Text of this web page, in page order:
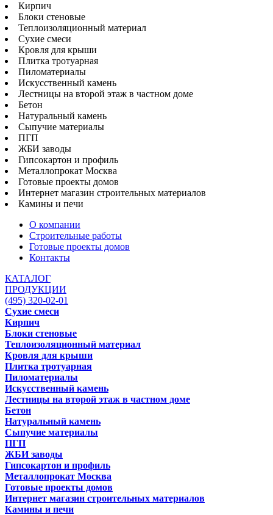
Кирпич
Блоки стеновые
Теплоизоляционный материал
Сухие смеси
Кровля для крыши
Плитка тротуарная
Пиломатериалы
Искусственный камень
Лестницы на второй этаж в частном доме
Бетон
Натуральный камень
Сыпучие материалы
ПГП
ЖБИ заводы
Гипсокартон и профиль
Металлопрокат Москва
Готовые проекты домов
Интернет магазин строительных материалов
Камины и печи
О компании
Строительные работы
Готовые проекты домов
Контакты
КАТАЛОГ
ПРОДУКЦИИ
(495) 320-02-01
Сухие смеси
Кирпич
Блоки стеновые
Теплоизоляционный материал
Кровля для крыши
Плитка тротуарная
Пиломатериалы
Искусственный камень
Лестницы на второй этаж в частном доме
Бетон
Натуральный камень
Сыпучие материалы
ПГП
ЖБИ заводы
Гипсокартон и профиль
Металлопрокат Москва
Готовые проекты домов
Интернет магазин строительных материалов
Камины и печи